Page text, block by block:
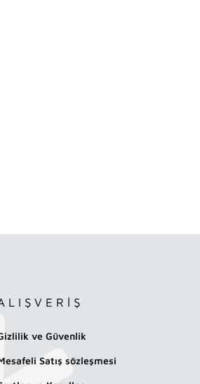
ve Güvenlik
Satış sözleşmesi